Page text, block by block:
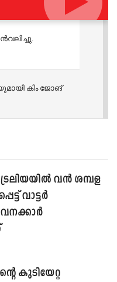
കിം ജോങ്
വൻ ശമ്പള
വാട്ടർ
കുടിയേറ്റ